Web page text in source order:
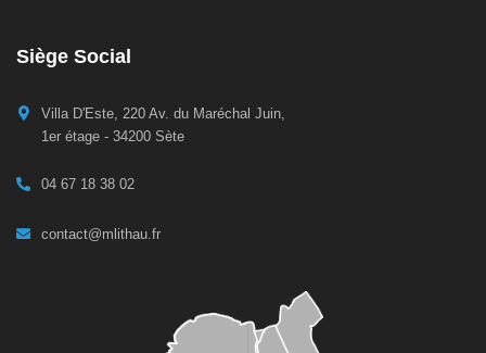
Siège Social
Villa D'Este, 220 Av. du Maréchal Juin,
1er étage - 34200 Sète
04 67 18 38 02
contact@mlithau.fr